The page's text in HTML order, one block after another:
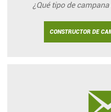
¿Qué tipo de
CONSTRUCTOR DE